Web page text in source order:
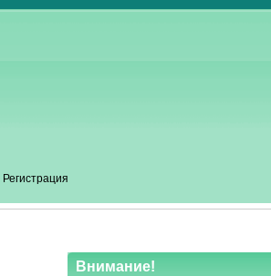
Регистрация
Внимание!